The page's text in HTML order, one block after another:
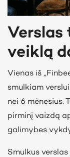
veiklą
Vienas iš
smulkiam
nei 6 mėnesius.
pirminį vaizdą
galimybes
Smulkus